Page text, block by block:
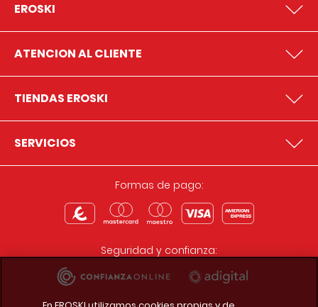
EROSKI
ATENCION AL CLIENTE
TIENDAS EROSKI
SERVICIOS
Formas de pago:
Seguridad y confianza: